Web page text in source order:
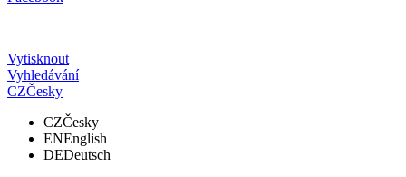
Vytisknout
Vyhledávání
CZČesky
CZČesky
ENEnglish
DEDeutsch